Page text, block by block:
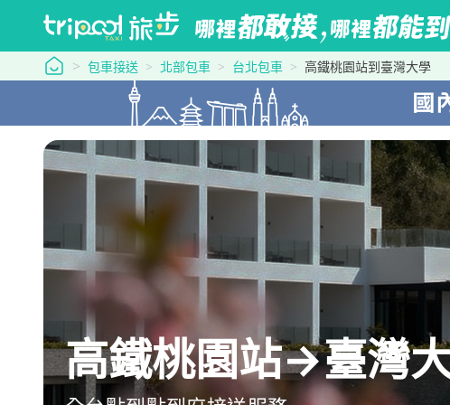
tripool 旅步
包車接送 北部包車 台北包車 高鐵桃園站到臺灣大學
高鐵桃園站→臺灣